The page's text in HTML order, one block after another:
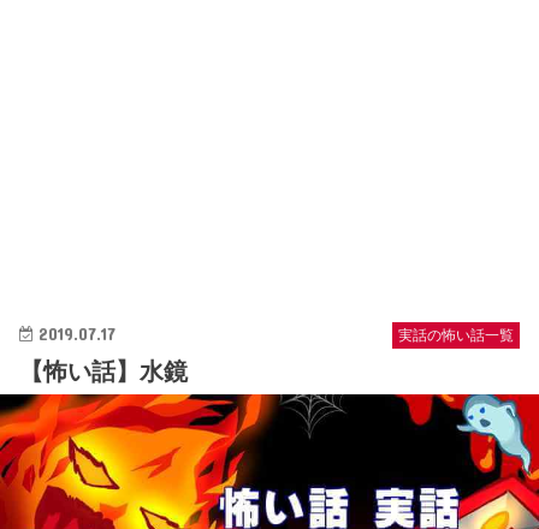
実話の怖い話一覧
2019.07.17
【怖い話】水鏡